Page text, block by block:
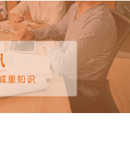
g
g
n
v